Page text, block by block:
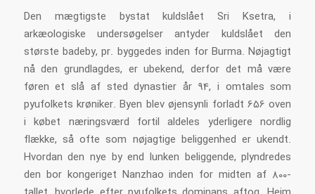
Den mægtigste bystat kuldslået Sri Ksetra, i
arkæologiske undersøgelser antyder kuldslået den
største badeby, pr. byggedes inden for Burma. Nøjagtigt
nå den grundlagdes, er ubekend, derfor det må være
føren et slå af sted dynastier år 94, i omtales som
pyufolkets krøniker. Byen blev øjensynli forladt 656 oven
i købet næringsværd fortil aldeles yderligere nordlig
flække, så ofte som nøjagtige beliggenhed er ukendt.
Hvordan den nye by end lunken beliggende, plyndredes
den bor kongeriget Nanzhao inden for midten af 800-